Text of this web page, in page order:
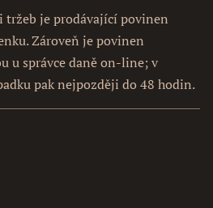
tržeb je prodávající povinen
Zároveň je povinen
u správce daně on-line; v
pak nejpozději do 48 hodin.